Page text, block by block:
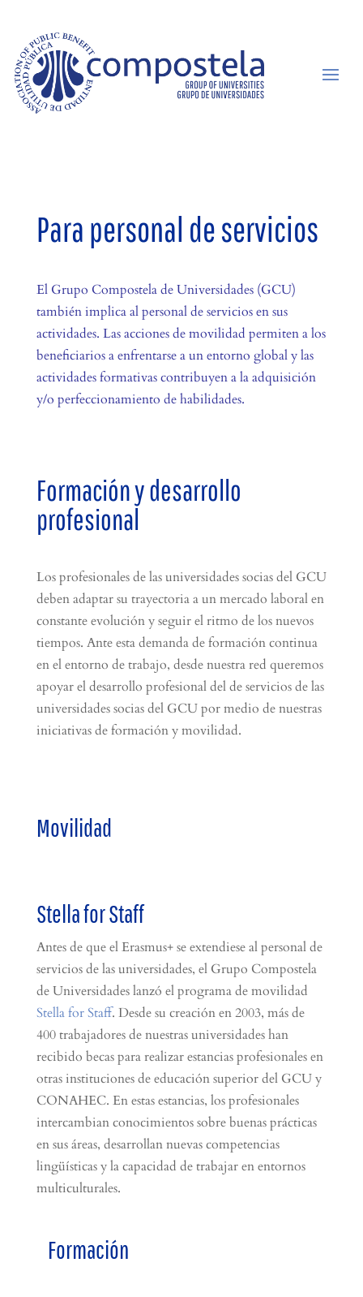
Para personal de servicios
El Grupo Compostela de Universidades (GCU)
también implica al personal de servicios en sus
actividades. Las acciones de movilidad permiten a los
beneficiarios a enfrentarse a un entorno global y las
actividades formativas contribuyen a la adquisición
y/o perfeccionamiento de habilidades.
Formación y desarrollo
profesional
Los profesionales de las universidades socias del GCU
deben adaptar su trayectoria a un mercado laboral en
constante evolución y seguir el ritmo de los nuevos
tiempos. Ante esta demanda de formación continua
en el entorno de trabajo, desde nuestra red queremos
apoyar el desarrollo profesional del de servicios de las
universidades socias del GCU por medio de nuestras
iniciativas de formación y movilidad.
Movilidad
Stella for Staff
Antes de que el Erasmus+ se extendiese al personal de
servicios de las universidades, el Grupo Compostela
de Universidades lanzó el programa de movilidad
Stella for Staff. Desde su creación en 2003, más de
400 trabajadores de nuestras universidades han
recibido becas para realizar estancias profesionales en
otras instituciones de educación superior del GCU y
CONAHEC. En estas estancias, los profesionales
intercambian conocimientos sobre buenas prácticas
en sus áreas, desarrollan nuevas competencias
lingüísticas y la capacidad de trabajar en entornos
multiculturales.
Formación